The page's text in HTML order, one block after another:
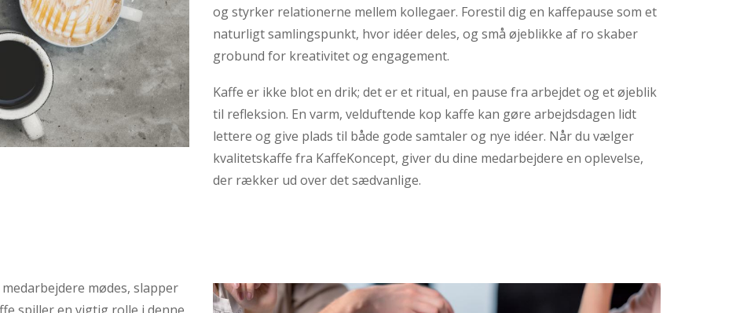
og styrker relationerne mellem kollegaer. Forestil dig en kaffepause som et
naturligt samlingspunkt, hvor idéer deles, og små øjeblikke af ro skaber
grobund for kreativitet og engagement.
Kaffe er ikke blot en drik; det er et ritual, en pause fra arbejdet og et øjeblik
til refleksion. En varm, velduftende kop kaffe kan gøre arbejdsdagen lidt
lettere og give plads til både gode samtaler og nye idéer. Når du vælger
kvalitetskaffe fra KaffeKoncept, giver du dine medarbejdere en oplevelse,
der rækker ud over det sædvanlige.
mødes, slapper